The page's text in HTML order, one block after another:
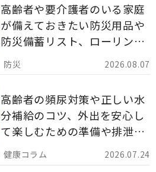
2026.08.07
高齢者や要介護者のいる家庭
が備えておきたい防災用品や
防災備蓄リスト、ローリング
ストックのポイントについて
解説します。
2026.07.24
高齢者の頻尿対策や正しい水
分補給のコツ、外出を安心し
て楽しむための準備や排泄ケ
ア用品の選び方を解説しま
す。